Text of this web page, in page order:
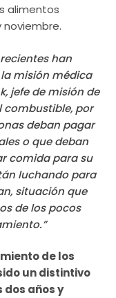
alimentos
han
misión médica
jefe de misión de
combustible, por
deban pagar
o que deban
comida para su
luchando para
situación que
de los pocos
de los
un distintivo
años y